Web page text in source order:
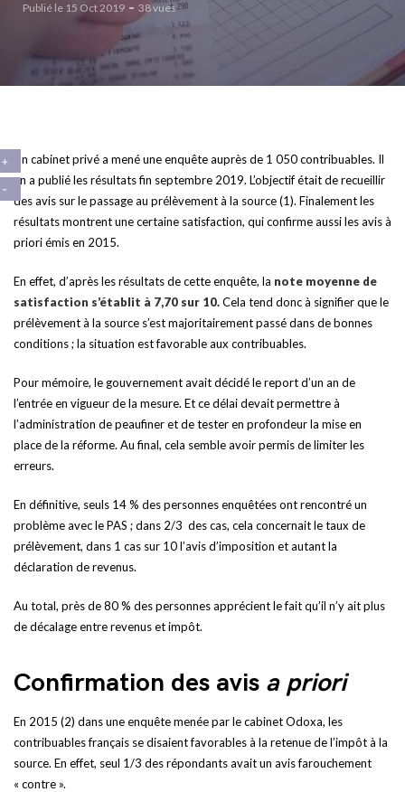
Publié le 15 Oct 2019 38 vues
Un cabinet privé a mené une enquête auprès de 1 050 contribuables. Il
en a publié les résultats fin septembre 2019. L’objectif était de recueillir
des avis sur le passage au prélèvement à la source (1). Finalement les
résultats montrent une certaine satisfaction, qui confirme aussi les avis à
priori émis en 2015.
En effet, d’après les résultats de cette enquête, la note moyenne de
satisfaction s’établit à 7,70 sur 10.Cela tend donc à signifier que le
prélèvement à la source s’est majoritairement passé dans de bonnes
conditions ; la situation est favorable aux contribuables.
Pour mémoire, le gouvernement avait décidé le report d’un an de
l’entrée en vigueur de la mesure. Et ce délai devait permettre à
l’administration de peaufiner et de tester en profondeur la mise en
place de la réforme. Au final, cela semble avoir permis de limiter les
erreurs.
En définitive, seuls 14 % des personnes enquêtées ont rencontré un
problème avec le PAS ; dans 2/3 des cas, cela concernait le taux de
prélèvement, dans 1 cas sur 10 l’avis d’imposition et autant la
déclaration de revenus.
Au total, près de 80 % des personnes apprécient le fait qu’il n’y ait plus
de décalage entre revenus et impôt.
Confirmation des avis a priori
En 2015 (2) dans une enquête menée par le cabinet Odoxa, les
contribuables français se disaient favorables à la retenue de l’impôt à la
source. En effet, seul 1/3 des répondants avait un avis farouchement
« contre ».